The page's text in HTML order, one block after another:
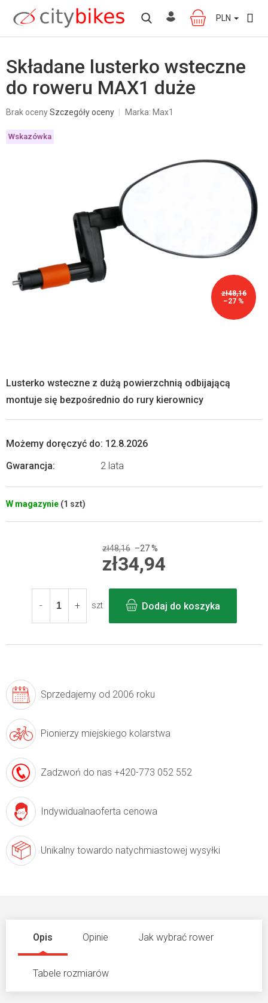
treści
KOSZYK
PLN
Składane lusterko wsteczne
do roweru MAX1 duże
Średnia
produktu
wynosi
Brak ocenySzczegóły oceny Marka: Max1
zł48,16
–27 %
Wskazówka
W magazynie (1 szt)
Możemy doręczyć do: 12.8.2026
Gwarancja: 2 lata
Lusterko wsteczne z dużą powierzchnią odbijającą
montuje się bezpośrednio do rury kierownicy
zł48,16 –27 %
zł34,94
jednostkowa:
szt
Dodaj do koszyka
Sprzedajemy od 2006 roku
Pionierzy miejskiego kolarstwa
Zadzwoń do nas +420-773 052 552
Indywidualnaoferta cenowa
Unikalny towardo natychmiastowej wysyłki
Opis Opinie Jak wybrać rower
Tabele rozmiarów